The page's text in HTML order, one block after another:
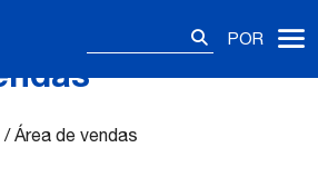
POR
/Área de vendas